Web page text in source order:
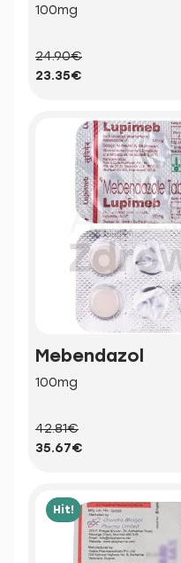
100mg
24.90€
23.35€
Mebendazol
100mg
42.81€
35.67€
Hit!